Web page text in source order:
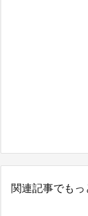
関連記事でもっ